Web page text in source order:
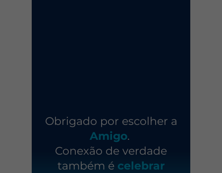
Obrigado por escolher a
Amigo.
Conexão de verdade
também é celebrar